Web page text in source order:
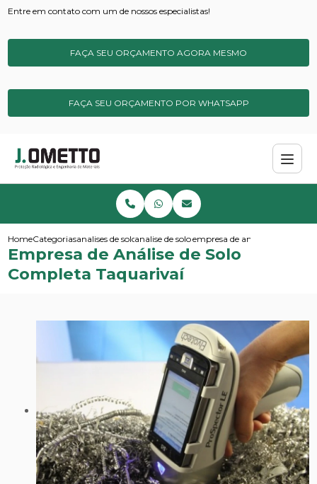
Entre em contato com um de nossos especialistas!
FAÇA SEU ORÇAMENTO AGORA MESMO
FAÇA SEU ORÇAMENTO POR WHATSAPP
HomeCategoriasanalises de solos e sedimentosanalise de solo para metais pesados
empresa de analise de solo
Empresa de Análise de Solo
Completa Taquarivaí